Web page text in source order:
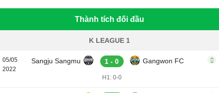
Thành tích đối đầu
K LEAGUE 1
05/05
2022
Sangju Sangmu 1 - 0 Gangwon FC
H1: 0-0